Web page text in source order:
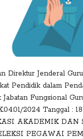
Direktur Jenderal
Pendidik dalam
Jabatan Fungsional
2024 Tanggal :
AKADEMIK DAN
PEGAWAI